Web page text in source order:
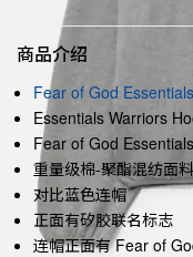
商品介绍
Fear of God Essentials
Essentials Warriors
Fear of God
重量级棉-聚酯混纺面料
对比蓝色连帽
正面有矽胶联名标志
连帽正面有 Fear of